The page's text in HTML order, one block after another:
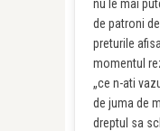
nu le mai
de patroni
preturile
momentul
„ce n-ati
de juma de
dreptul sa